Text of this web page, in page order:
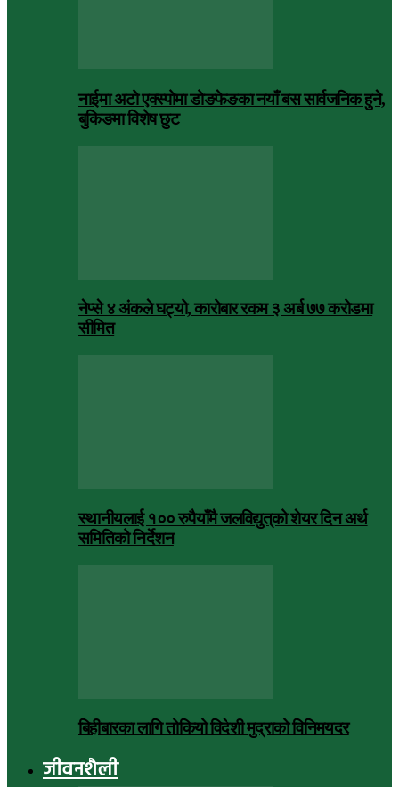
नाईमा अटो एक्स्पोमा डोङफेङका नयाँ बस सार्वजनिक हुने,
बुकिङमा विशेष छुट
नेप्से ४ अंकले घट्यो, कारोबार रकम ३ अर्ब ७७ करोडमा
सीमित
स्थानीयलाई १०० रुपैयाँमै जलविद्युत्‌को शेयर दिन अर्थ
समितिको निर्देशन
बिहीबारका लागि तोकियो विदेशी मुद्राको विनिमयदर
जीवनशैली